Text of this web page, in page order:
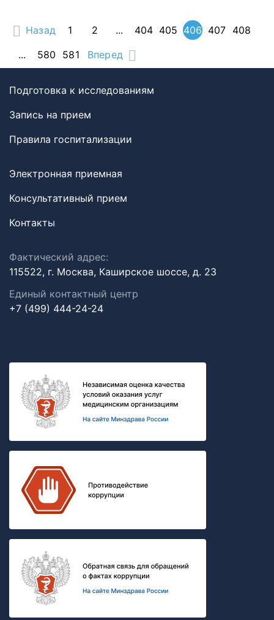
Назад 1 2 ... 404 405 406 407 408
...
580 581 Вперед
Подготовка к исследованиям
Запись на прием
Правила госпитализации
Электронная приемная
Консультативный прием
Контакты
Фактический адрес:
115522, г. Москва, Каширское шоссе, д. 23
Единый контактный центр
+7 (499) 444-24-24